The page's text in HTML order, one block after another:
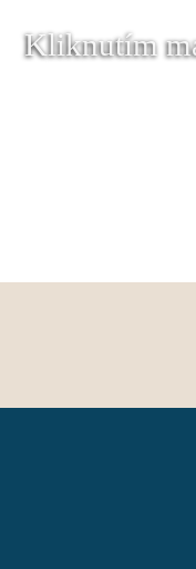
Kliknutím